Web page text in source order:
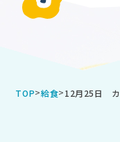
TOP>給食>12月25日